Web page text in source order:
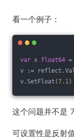
看一个例子：
var x float64 =
v :=
v.SetFloat(7.1 )
这个问题并不是
可设置性是反射